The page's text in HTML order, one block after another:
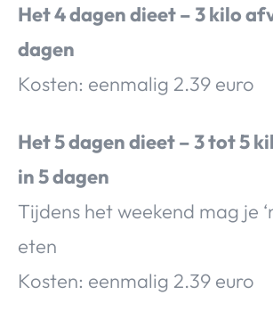
Het 4 dagen dieet – 3 kilo
dagen
Kosten: eenmalig 2.39 euro
Het 5 dagen dieet – 3 tot 5
in 5 dagen
Tijdens het weekend mag je
eten
Kosten: eenmalig 2.39 euro